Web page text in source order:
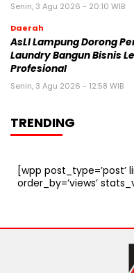
Senin, 3 Agu 2026 - 20:10 WIB
Daerah
AsLI Lampung Dorong
Laundry Bangun Bisnis
Profesional
Senin, 3 Agu 2026 - 12:58 WIB
TRENDING
[wpp post_type=’post’
order_by=’views’